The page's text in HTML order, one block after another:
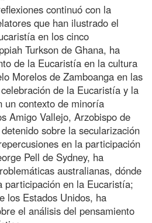
continuó con la
que han ilustrado el
en los cinco
Turkson de Ghana, ha
de la Eucaristía en la cultura
Morelos de Zamboanga en las
de la Eucaristía y la
un contexto de minoría
Amigo Vallejo, Arzobispo de
sobre la secularización
en la participación
Pell de Sydney, ha
australianas, dónde
participación en la Eucaristía;
los Estados Unidos, ha
el análisis del pensamiento